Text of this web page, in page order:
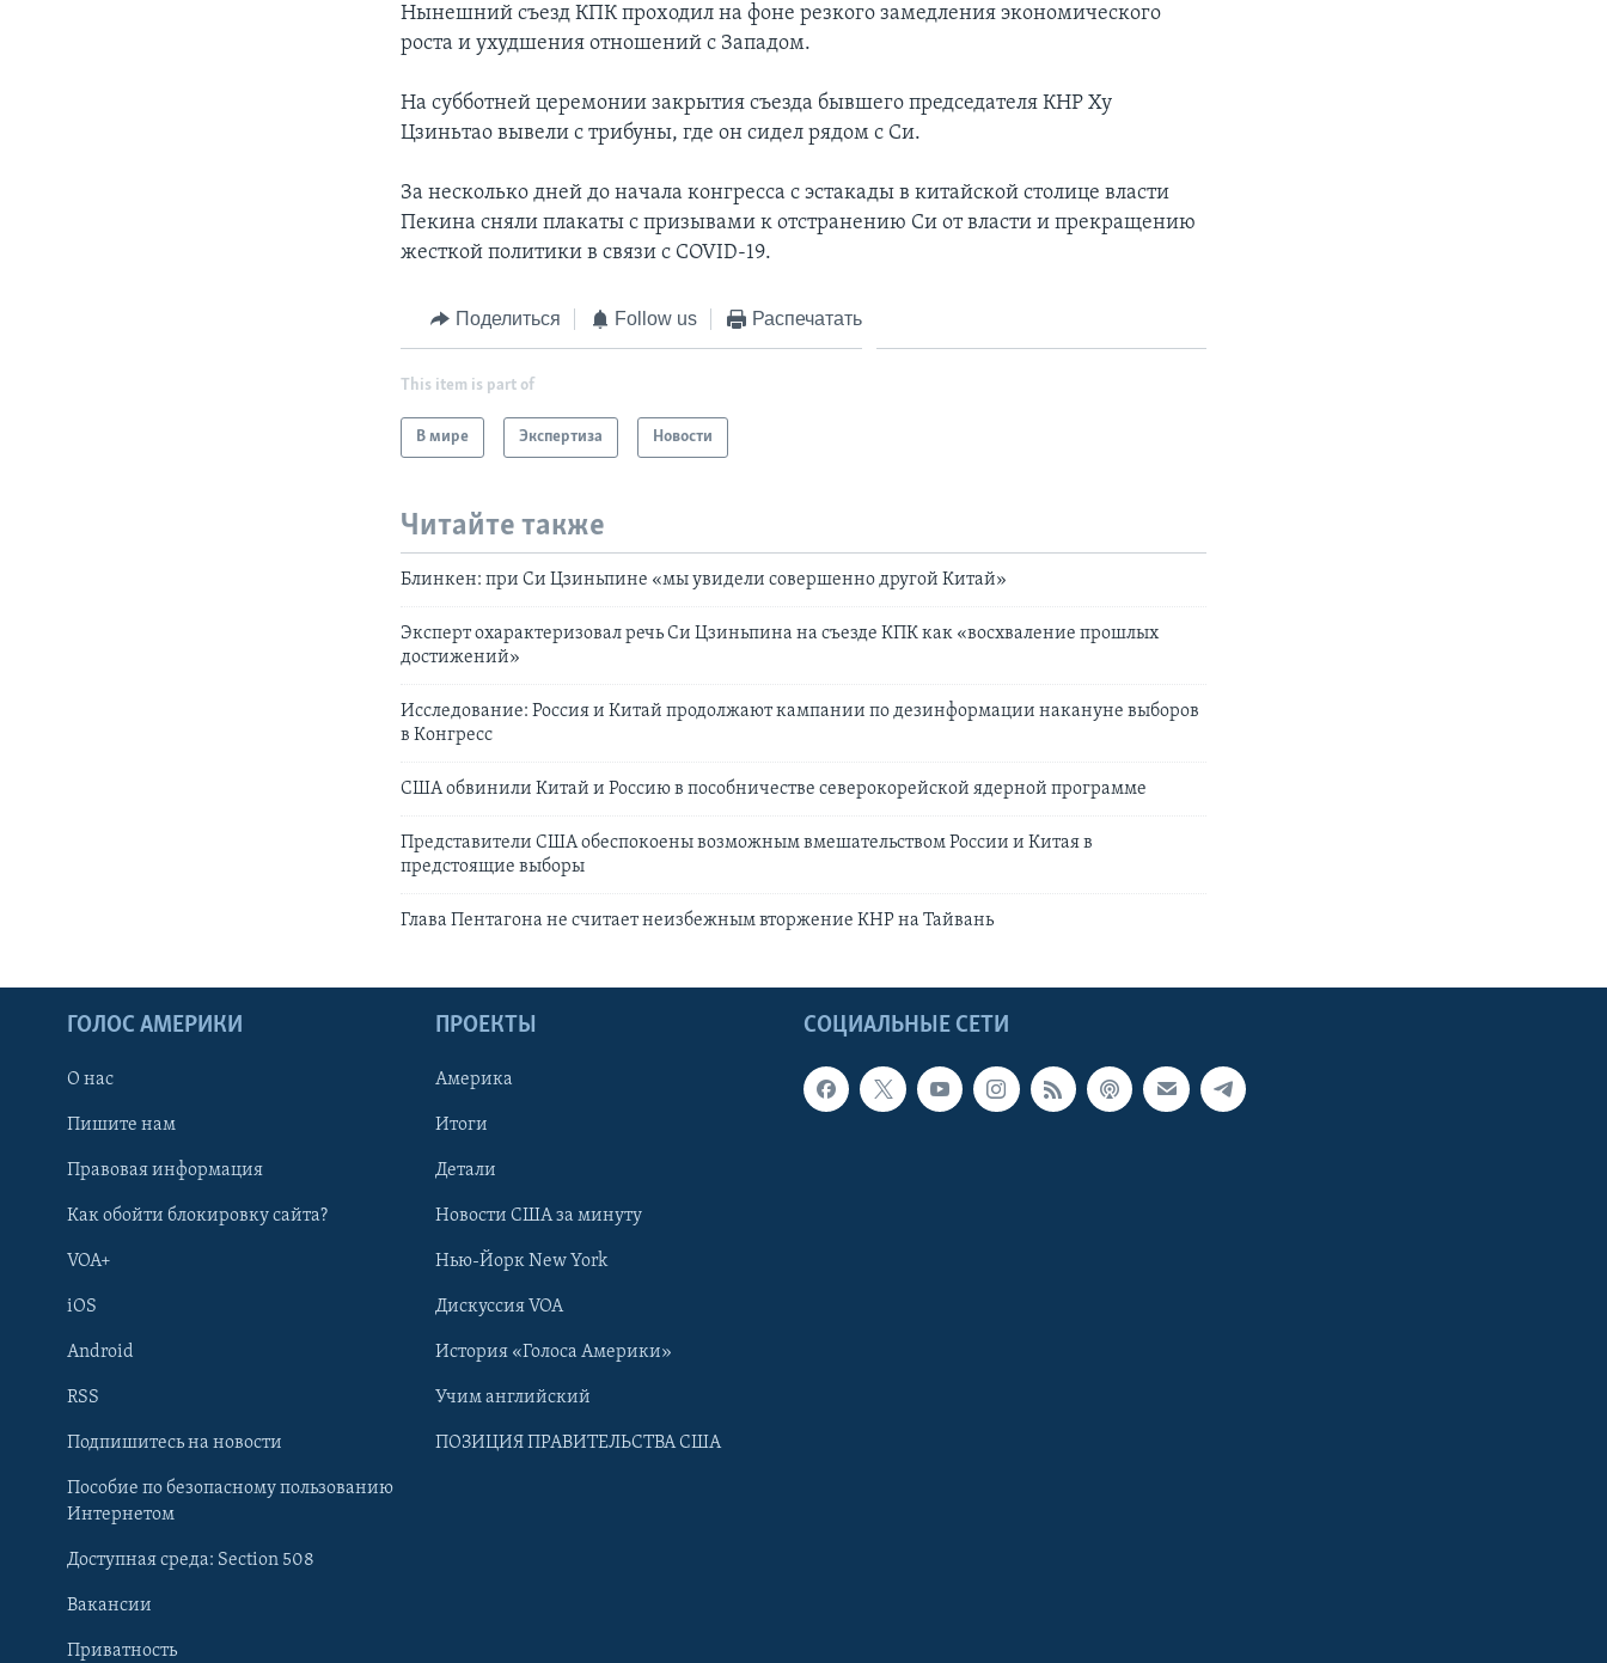
Learning English
Нынешний съезд КПК проходил на фоне резкого замедления экономического
роста и ухудшения отношений с Западом.
На субботней церемонии закрытия съезда бывшего председателя КНР Ху
Цзиньтао вывели с трибуны, где он сидел рядом с Си.
За несколько дней до начала конгресса с эстакады в китайской столице власти
Пекина сняли плакаты с призывами к отстранению Си от власти и прекращению
жесткой политики в связи с COVID-19.
Поделиться Follow us Распечатать
This item is part of
В мире Экспертиза Новости
Читайте также
Блинкен: при Си Цзиньпине «мы увидели совершенно другой Китай»
Эксперт охарактеризовал речь Си Цзиньпина на съезде КПК как «восхваление прошлых
достижений»
Исследование: Россия и Китай продолжают кампании по дезинформации накануне выборов
в Конгресс
США обвинили Китай и Россию в пособничестве северокорейской ядерной программе
Представители США обеспокоены возможным вмешательством России и Китая в
предстоящие выборы
Глава Пентагона не считает неизбежным вторжение КНР на Тайвань
СОЦИАЛЬНЫЕ СЕТИ
ГОЛОС АМЕРИКИ
О нас
Пишите нам
Правовая информация
Как обойти блокировку сайта?
VOA+
iOS
Android
RSS
Подпишитесь на новости
Пособие по безопасному пользованию
Интернетом
Доступная среда: Section 508
Вакансии
Приватность
ПРОЕКТЫ
Америка
Итоги
Детали
Новости США за минуту
Нью-Йорк New York
Дискуссия VOA
История «Голоса Америки»
Учим английский
ПОЗИЦИЯ ПРАВИТЕЛЬСТВА США